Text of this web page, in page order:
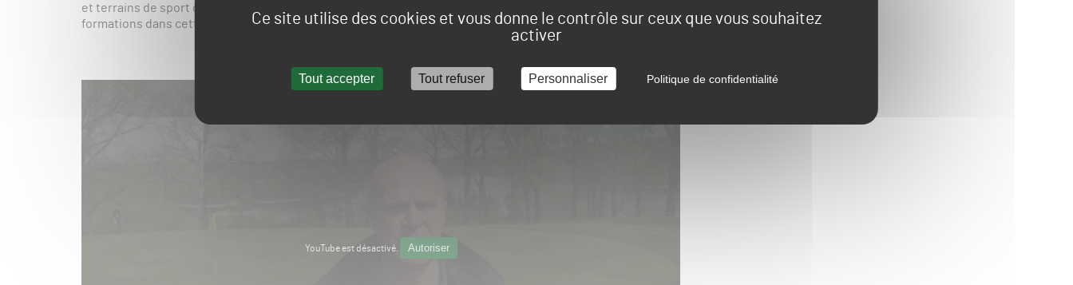
Ce site utilise des cookies et vous donne le contrôle sur ceux que vous souhaitez
activer
Tout accepter Tout refuser Personnaliser Politique de confidentialité
et terrains de sport de Neuvic, présentent de façon plus approfondie l’historique et le contenu de ces
formations dans cette vidéo :
YouTube est désactivé. Autoriser